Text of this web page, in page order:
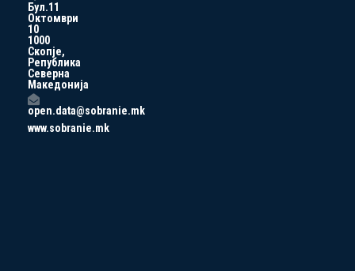
Бул.11
Октомври
10
1000
Скопје,
Република
Северна
Македонија
open.data@sobranie.mk
www.sobranie.mk